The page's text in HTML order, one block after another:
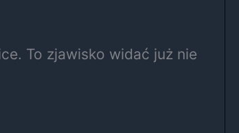
To zjawisko widać już nie